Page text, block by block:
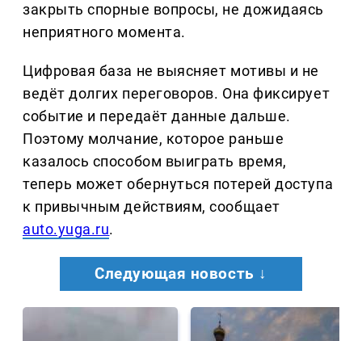
закрыть спорные вопросы, не дожидаясь
неприятного момента.
Цифровая база не выясняет мотивы и не
ведёт долгих переговоров. Она фиксирует
событие и передаёт данные дальше.
Поэтому молчание, которое раньше
казалось способом выиграть время,
теперь может обернуться потерей доступа
к привычным действиям, сообщает
auto.yuga.ru.
Следующая новость ↓